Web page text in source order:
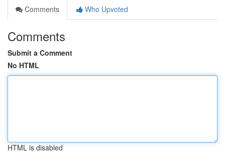
Comments
Who Upvoted
Comments
Submit a Comment
No HTML
HTML is disabled